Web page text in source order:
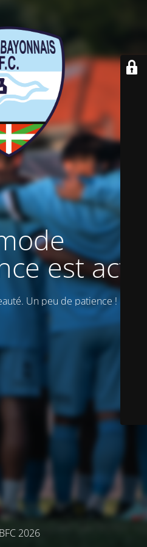
est actif
Un peu de patience !
2026